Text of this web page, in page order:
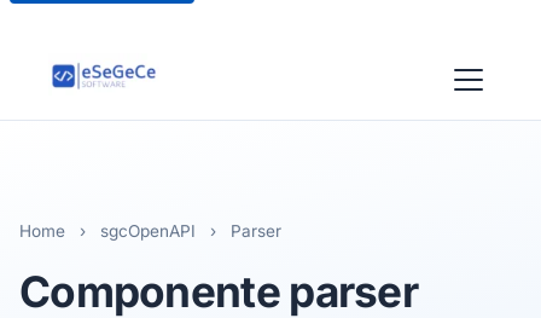
Home › sgcOpenAPI › Parser
Componente parser